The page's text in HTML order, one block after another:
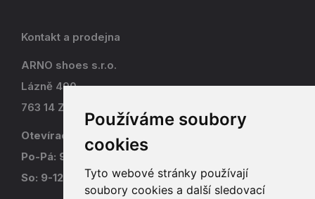
Používáme soubory
cookies
Tyto webové stránky používají
soubory cookies a další sledovací
Kontakt a prodejna
ARNO shoes s.r.o.
Lázně 490
763 14 Zlín - Kostelec
Otevírací doba
Po-Pá: 9-17
So: 9-12